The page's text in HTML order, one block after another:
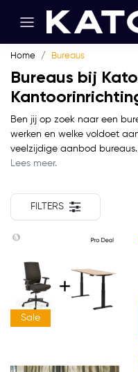
Home Bureaus
Bureaus bij Kato
Ben jij op zoek naar een
werken en welke voldoet
veelzijdige aanbod bureaus.
Lees meer.
FILTERS
Sale